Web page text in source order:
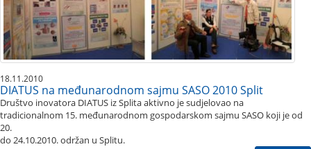
18.11.2010
DIATUS na međunarodnom sajmu SASO 2010 Split
Društvo inovatora DIATUS iz Splita aktivno je sudjelovao na
tradicionalnom 15. međunarodnom gospodarskom sajmu SASO koji je od
20.
do 24.10.2010. održan u Splitu.